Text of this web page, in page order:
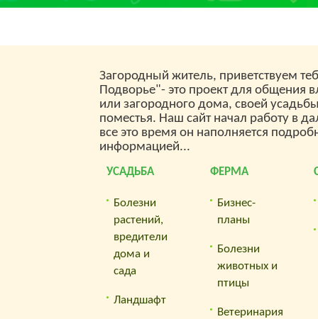
нужд. Но существует
Загородный житель, приветствуем
Подворье"- это проект для общения
или загородного дома, своей
поместья. Наш сайт начал работу в
все это время он наполняется
информацией...
УСАДЬБА
Болезни
растений,
вредители
дома и
сада
Ландшафт
ФЕРМА
Бизнес-
планы
Болезни
животных и
птицы
Ветеринария